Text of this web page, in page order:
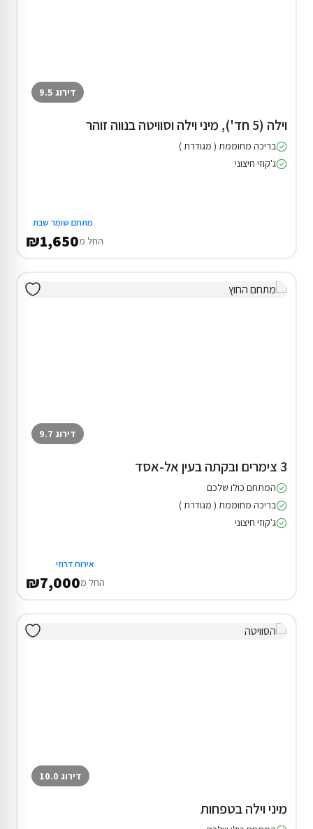
דירוג 9.5
וילה (5 חד'), מיני וילה וסוויטה בנווה זוהר
בריכה מחוממת ( מגודרת )
ג'קוזי חיצוני
מתחם שומר שבת
החל מ₪1,650
דירוג 9.7
3 צימרים ובקתה בעין אל-אסד
המתחם כולו שלכם
בריכה מחוממת ( מגודרת )
ג'קוזי חיצוני
אירוח דרוזי
החל מ₪7,000
דירוג 10.0
מיני וילה בטפחות